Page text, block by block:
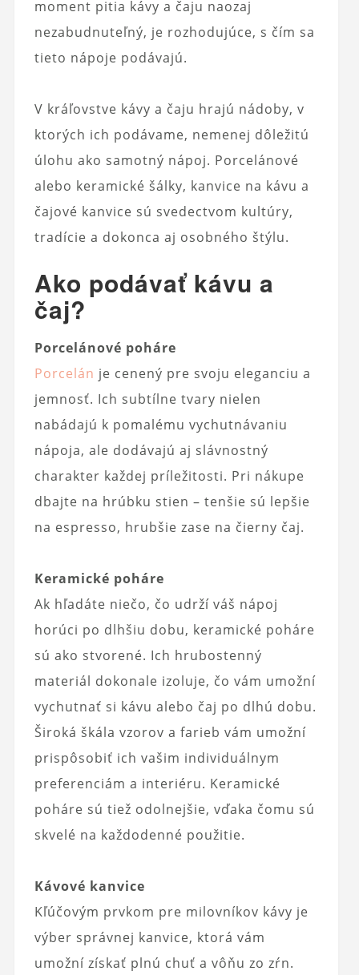
moment pitia kávy a čaju naozaj
nezabudnuteľný, je rozhodujúce, s čím sa
tieto nápoje podávajú.
V kráľovstve kávy a čaju hrajú nádoby, v
ktorých ich podávame, nemenej dôležitú
úlohu ako samotný nápoj. Porcelánové
alebo keramické šálky, kanvice na kávu a
čajové kanvice sú svedectvom kultúry,
tradície a dokonca aj osobného štýlu.
Ako podávať kávu a
čaj?
Porcelánové poháre
Porcelán je cenený pre svoju eleganciu a
jemnosť. Ich subtílne tvary nielen
nabádajú k pomalému vychutnávaniu
nápoja, ale dodávajú aj slávnostný
charakter každej príležitosti. Pri nákupe
dbajte na hrúbku stien – tenšie sú lepšie
na espresso, hrubšie zase na čierny čaj.
Keramické poháre
Ak hľadáte niečo, čo udrží váš nápoj
horúci po dlhšiu dobu, keramické poháre
sú ako stvorené. Ich hrubostenný
materiál dokonale izoluje, čo vám umožní
vychutnať si kávu alebo čaj po dlhú dobu.
Široká škála vzorov a farieb vám umožní
prispôsobiť ich vašim individuálnym
preferenciám a interiéru. Keramické
poháre sú tiež odolnejšie, vďaka čomu sú
skvelé na každodenné použitie.
Kávové kanvice
Kľúčovým prvkom pre milovníkov kávy je
výber správnej kanvice, ktorá vám
umožní získať plnú chuť a vôňu zo zŕn.